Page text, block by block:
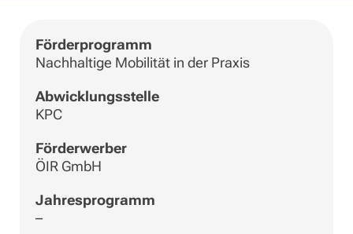
Förderprogramm
Nachhaltige Mobilität in der Praxis
Abwicklungsstelle
KPC
Förderwerber
ÖIR GmbH
Jahresprogramm
–